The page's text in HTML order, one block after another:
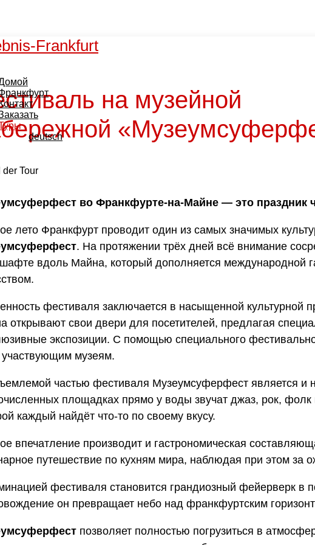
Frankfurt
deutsch
на музейной
во Франкфурте-на-Майне — это праздник
лето Франкфурт проводит один из самых значимых
. На протяжении трёх дней всё внимание
вдоль Майна, который дополняется международной
фестиваля заключается в насыщенной культурной
открывают свои двери для посетителей, предлагая
экспозиции. С помощью специального
музеям.
частью фестиваля Музеумсуферфест является и
площадках прямо у воды звучат джаз, рок,
каждый найдёт что-то по своему вкусу.
впечатление производит и гастрономическая
путешествие по кухням мира, наблюдая при этом за
фестиваля становится грандиозный фейерверк в
он превращает небо над франкфуртским
позволяет полностью погрузиться в